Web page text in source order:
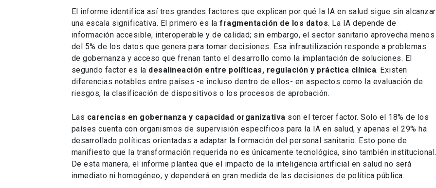
El informe identifica así tres grandes factores que explican por qué la IA en salud sigue sin alcanzar
una escala significativa. El primero es lafragmentación de los datos. La IA depende de
información accesible, interoperable y de calidad; sin embargo, el sector sanitario aprovecha menos
del 5% de los datos que genera para tomar decisiones. Esa infrautilización responde a problemas
de gobernanza y acceso que frenan tanto el desarrollo como la implantación de soluciones. El
segundo factor es la desalineación entre políticas, regulación y práctica clínica. Existen
diferencias notables entre países -e incluso dentro de ellos- en aspectos como la evaluación de
riesgos, la clasificación de dispositivos o los procesos de aprobación.
Las carencias en gobernanza y capacidad organizativa son el tercer factor. Solo el 18% de los
países cuenta con organismos de supervisión específicos para la IA en salud, y apenas el 29% ha
desarrollado políticas orientadas a adaptar la formación del personal sanitario. Esto pone de
manifiesto que la transformación requerida no es únicamente tecnológica, sino también institucional.
De esta manera, el informe plantea que el impacto de la inteligencia artificial en salud no será
inmediato ni homogéneo, y dependerá en gran medida de las decisiones de política pública.